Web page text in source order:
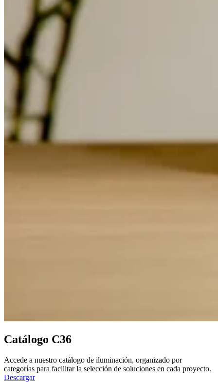
Catálogo C36
Accede a nuestro catálogo de iluminación, organizado por
categorías para facilitar la selección de soluciones en cada proyecto.
Descargar